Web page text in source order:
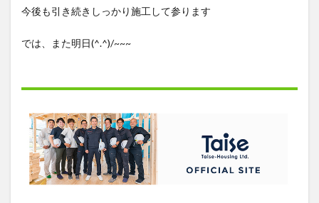
今後も引き続きしっかり施工して参ります
では、また明日(^.^)/~~~